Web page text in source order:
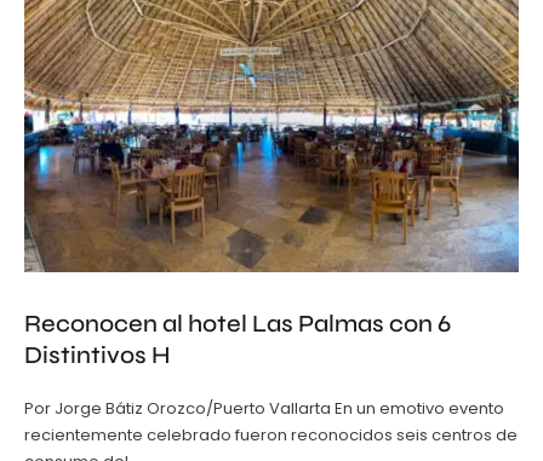
Reconocen al hotel Las Palmas con 6
Distintivos H
Por Jorge Bátiz Orozco/Puerto Vallarta En un emotivo evento
recientemente celebrado fueron reconocidos seis centros de